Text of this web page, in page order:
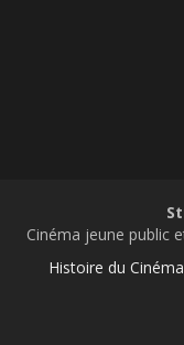
Cinéma jeune public
Histoire du Cinéma